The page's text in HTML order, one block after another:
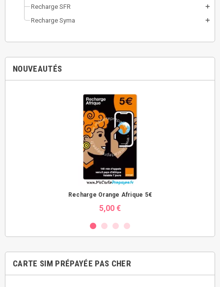
Recharge SFR add
Recharge Syma add
NOUVEAUTÉS
Recharge Orange Afrique 5€
5,00 €
CARTE SIM PRÉPAYÉE PAS CHER